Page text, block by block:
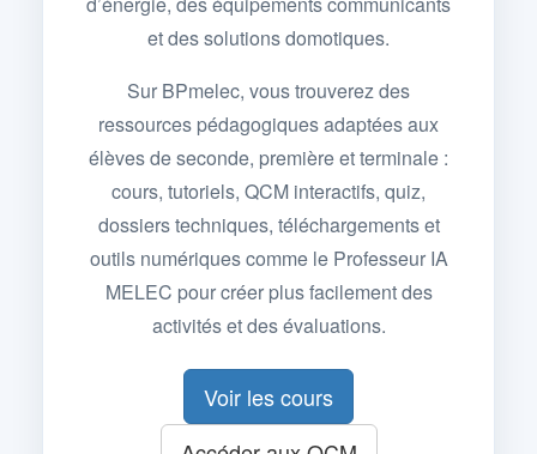
et des solutions domotiques.
Sur BPmelec, vous trouverez des
ressources pédagogiques adaptées aux
élèves de seconde, première et terminale :
cours, tutoriels, QCM interactifs, quiz,
dossiers techniques, téléchargements et
outils numériques comme le Professeur IA
MELEC pour créer plus facilement des
activités et des évaluations.
Voir les cours